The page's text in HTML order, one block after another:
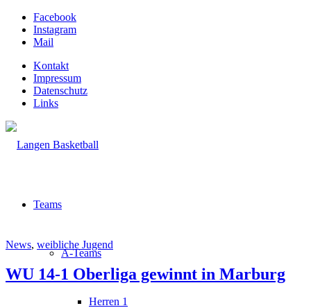
Facebook
Instagram
Mail
Kontakt
Impressum
Datenschutz
Links
Teams
A-Teams
Herren 1
News, weibliche Jugend
WU 14-1 Oberliga gewinnt in Marburg